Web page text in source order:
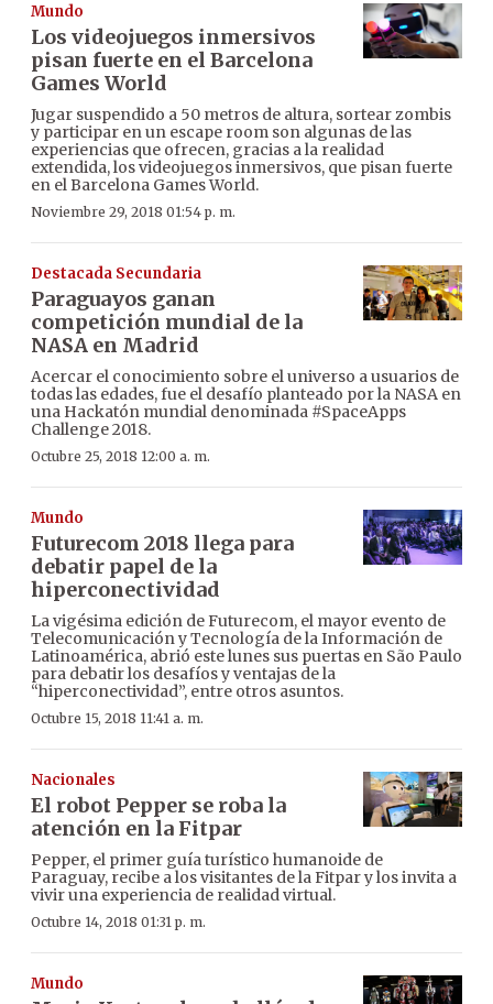
Mundo
Los videojuegos inmersivos
pisan fuerte en el Barcelona
Games World
Jugar suspendido a 50 metros de altura, sortear zombis
y participar en un escape room son algunas de las
experiencias que ofrecen, gracias a la realidad
extendida, los videojuegos inmersivos, que pisan fuerte
en el Barcelona Games World.
Noviembre 29, 2018 01:54 p. m.
Destacada Secundaria
Paraguayos ganan
competición mundial de la
NASA en Madrid
Acercar el conocimiento sobre el universo a usuarios de
todas las edades, fue el desafío planteado por la NASA en
una Hackatón mundial denominada #SpaceApps
Challenge 2018.
Octubre 25, 2018 12:00 a. m.
Mundo
Futurecom 2018 llega para
debatir papel de la
hiperconectividad
La vigésima edición de Futurecom, el mayor evento de
Telecomunicación y Tecnología de la Información de
Latinoamérica, abrió este lunes sus puertas en São Paulo
para debatir los desafíos y ventajas de la
“hiperconectividad”, entre otros asuntos.
Octubre 15, 2018 11:41 a. m.
Nacionales
El robot Pepper se roba la
atención en la Fitpar
Pepper, el primer guía turístico humanoide de
Paraguay, recibe a los visitantes de la Fitpar y los invita a
vivir una experiencia de realidad virtual.
Octubre 14, 2018 01:31 p. m.
Mundo